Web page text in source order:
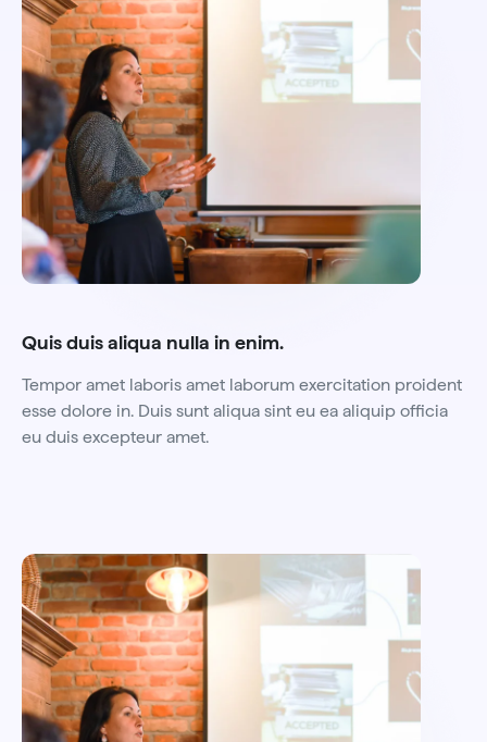
Quis duis aliqua nulla in enim.
Tempor amet laboris amet laborum exercitation proident
esse dolore in. Duis sunt aliqua sint eu ea aliquip officia
eu duis excepteur amet.